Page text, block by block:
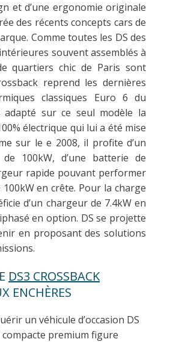
et d’une ergonomie originale
des récents concepts cars de
Comme toutes les DS des
souvent assemblés à
quartiers chic de Paris sont
reprend les dernières
classiques Euro 6 du
adapté sur ce seul modèle la
électrique qui lui a été mise
sur le e 2008, il profite d’un
100kW, d’une batterie de
rapide pouvant performer
en crête. Pour la charge
d’un chargeur de 7.4kW en
en option. DS se projette
en proposant des solutions
DS3 CROSSBACK
ENCHÈRES
un véhicule d’occasion DS
compacte premium figure